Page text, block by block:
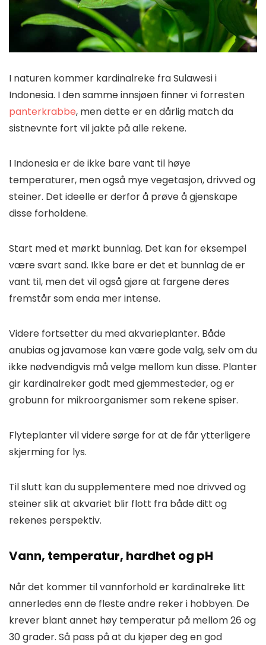
I naturen kommer kardinalreke fra Sulawesi i
Indonesia. I den samme innsjøen finner vi forresten
panterkrabbe, men dette er en dårlig match da
sistnevnte fort vil jakte på alle rekene.
I Indonesia er de ikke bare vant til høye
temperaturer, men også mye vegetasjon, drivved og
steiner. Det ideelle er derfor å prøve å gjenskape
disse forholdene.
Start med et mørkt bunnlag. Det kan for eksempel
være svart sand. Ikke bare er det et bunnlag de er
vant til, men det vil også gjøre at fargene deres
fremstår som enda mer intense.
Videre fortsetter du med akvarieplanter. Både
anubias og javamose kan være gode valg, selv om du
ikke nødvendigvis må velge mellom kun disse. Planter
gir kardinalreker godt med gjemmesteder, og er
grobunn for mikroorganismer som rekene spiser.
Flyteplanter vil videre sørge for at de får ytterligere
skjerming for lys.
Til slutt kan du supplementere med noe drivved og
steiner slik at akvariet blir flott fra både ditt og
rekenes perspektiv.
Vann, temperatur, hardhet og pH
Når det kommer til vannforhold er kardinalreke litt
annerledes enn de fleste andre reker i hobbyen. De
krever blant annet høy temperatur på mellom 26 og
30 grader. Så pass på at du kjøper deg en god